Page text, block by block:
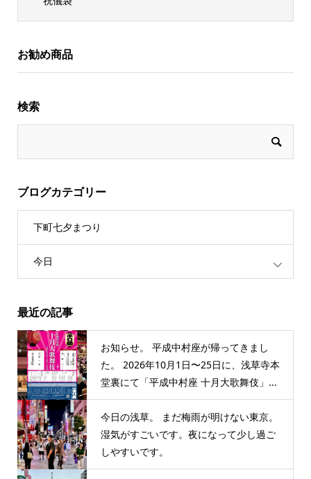
お勧め商品
検索
ブログカテゴリー
下町七夕まつり
今日
最近の記事
お知らせ。 平成中村座が帰ってきまし
た。 2026年10月1日〜25日に、浅草寺本
堂裏にて「平成中村座 十月大歌舞伎」...
今日の浅草。 まだ梅雨が明けない東京。
湿気がすごいです。夜になって少し過ご
しやすいです。